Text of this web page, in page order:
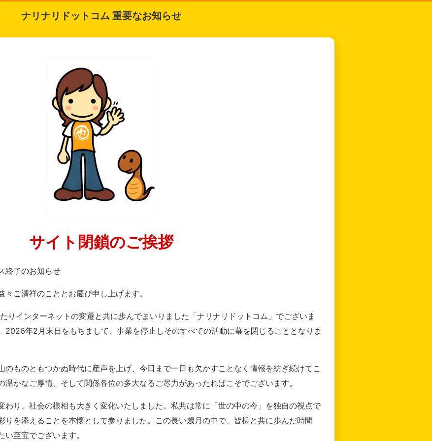
ナリナリドットコム 重要なお知らせ
サイト閉鎖のご挨拶
終了のお知らせ
ご清祥のこととお慶び申し上げます。
りインターネットの変遷と共に歩んでまいりました「ナリナリドットコム」でございま
2026年2月末日をもちまして、事業を停止しそのすべての活動に幕を閉じることとなりま
のものともつかぬ時代に産声を上げ、今日まで一日も欠かすことなく情報を紡ぎ続けてこ
温かなご厚情、そして関係各位の多大なるご尽力があったればこそでございます。
わり、社会の様相も大きく変化いたしました。私共は常に「世の中の今」を独自の視点で
りを添えることを本懐として参りました。この長い歳月の中で、皆様と共に歩んだ時間
至宝でございます。